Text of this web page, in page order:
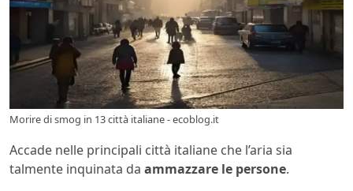
Morire di smog in 13 città italiane - ecoblog.it
Accade nelle principali città italiane che l’aria sia
talmente inquinata da ammazzare le persone.